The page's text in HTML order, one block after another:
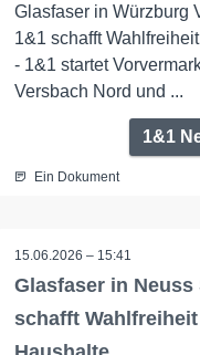
Glasfaser in Würzburg
1&1 schafft
- 1&1 startet
Versbach Nord und ...
1&1
Ein Dokument
15.06.2026 – 15:41
Glasfaser in
schafft